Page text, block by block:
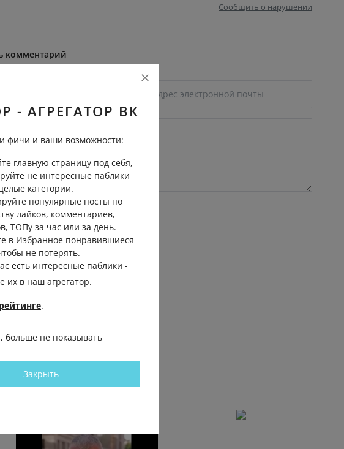
Сообщить о нарушении
комментарий
на рассмотрение
- АГРЕГАТОР ВК
фичи и ваши возможности:
главную страницу под себя,
не интересные паблики
категории.
популярные посты по
лайков, комментариев,
ТОПу за час или за день.
в Избранное понравившиеся
не потерять.
есть интересные паблики -
их в наш агрегатор.
.
больше не показывать
Закрыть